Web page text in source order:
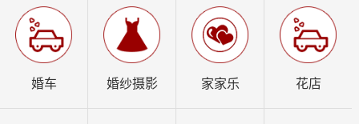
婚车 婚纱摄影 家家乐 花店